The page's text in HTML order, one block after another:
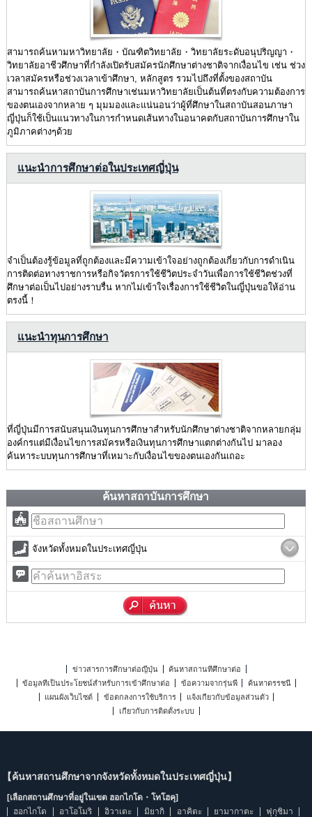
สามารถค้นหามหาวิทยาลัย・บัณฑิตวิทยาลัย・วิทยาลัยระดับอนุปริญญา・
วิทยาลัยอาชีวศึกษาที่กำลังเปิดรับสมัครนักศึกษาต่างชาติจากเงื่อนไข เช่น ช่วง
เวลาสมัครหรือช่วงเวลาเข้าศึกษา, หลักสูตร รวมไปถึงที่ตั้งของสถาบัน
สามารถค้นหาสถาบันการศึกษาเช่นมหาวิทยาลัยเป็นต้นที่ตรงกับความต้องการ
ของตนเองจากหลาย ๆ มุมมองและแน่นอนว่าผู้ที่ศึกษาในสถาบันสอนภาษา
ญี่ปุ่นก็ใช้เป็นแนวทางในการกำหนดเส้นทางในอนาคตกับสถาบันการศึกษาใน
ภูมิภาคต่างๆด้วย
แนะนำการศึกษาต่อในประเทศญี่ปุ่น
จำเป็นต้องรู้ข้อมูลที่ถูกต้องและมีความเข้าใจอย่างถูกต้องเกี่ยวกับการดำเนิน
การติดต่อทางราชการหรือกิจวัตรการใช้ชีวิตประจำวันเพื่อการใช้ชีวิตช่วงที่
ศึกษาต่อเป็นไปอย่างราบรื่น หากไม่เข้าใจเรื่องการใช้ชีวิตในญี่ปุ่นขอให้อ่าน
ตรงนี้！
แนะนำทุนการศึกษา
ที่ญี่ปุ่นมีการสนับสนุนเงินทุนการศึกษาสำหรับนักศึกษาต่างชาติจากหลายกลุ่ม
องค์กรแต่มีเงื่อนไขการสมัครหรือเงินทุนการศึกษาแตกต่างกันไป มาลอง
ค้นหาระบบทุนการศึกษาที่เหมาะกับเงื่อนไขของตนเองกันเถอะ
ค้นหาสถาบันการศึกษา
จังหวัดทั้งหมดในประเทศญี่ปุ่น
ข่าวสารการศึกษาต่อญี่ปุ่น
ค้นหาสถานที่ศึกษาต่อ
ข้อมูลที่เป็นประโยชน์สำหรับการเข้าศึกษาต่อ
ข้อความจากรุ่นพี่
ค้นหาดรรชนี
แผนผังเว็บไซต์
ข้อตกลงการใช้บริการ
แจ้งเกี่ยวกับข้อมูลส่วนตัว
เกี่ยวกับการติดตั้งระบบ
【ค้นหาสถานศึกษาจากจังหวัดทั้งหมดในประเทศญี่ปุ่น】
[เลือกสถานศึกษาที่อยู่ในเขต ฮอกไกโด・โทโฮคุ]
ฮอกไกโด
อาโอโมริ อิวาเตะ มิยากิ อาคิตะ ยามากาตะ ฟุกุชิมา